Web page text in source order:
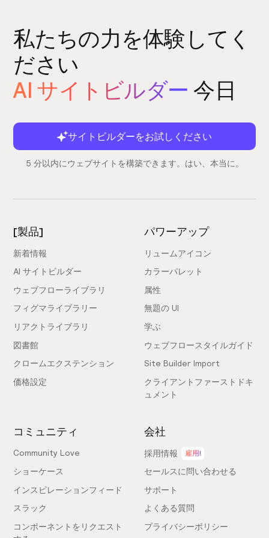
私たちの力を体験してく
ださい
AI サイトビルダー 今日
サイトビルダーをお試しください
5 分以内にウェブサイトを構築できます。はい、本当に。
[製品]
新着情報
AI サイトビルダー
ウェブフローライブラリ
フィグマライブラリー
リアクトライブラリ
図書館
クロームエクステンション
価格設定
パワーアップ
リュームアイコン
カラーパレット
属性
無題の UI
学ぶ
ウェブフロースタイルガイド
Site Builder Import
クライアントファーストドキ
ュメント
コミュニティ
Community Love
ショーケース
インスピレーションフィード
スラック
コンポーネントをリクエスト
会社
採用情報 雇用!
セールスに問い合わせる
サポート
よくある質問
プライバシーポリシー